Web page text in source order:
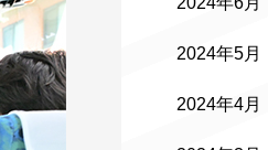
2024年5月
2024年4月